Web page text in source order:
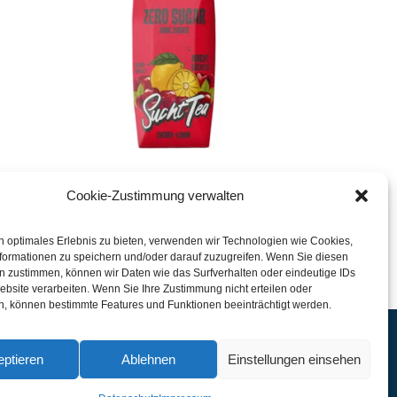
Cookie-Zustimmung verwalten
optimales Erlebnis zu bieten, verwenden wir Technologien wie Cookies,
zu speichern und/oder darauf zuzugreifen. Wenn Sie diesen
zustimmen, können wir Daten wie das Surfverhalten oder eindeutige IDs
verarbeiten. Wenn Sie Ihre Zustimmung nicht erteilen oder
können bestimmte Features und Funktionen beeinträchtigt werden.
Ablehnen Einstellungen einsehen
Zitrone ZERO